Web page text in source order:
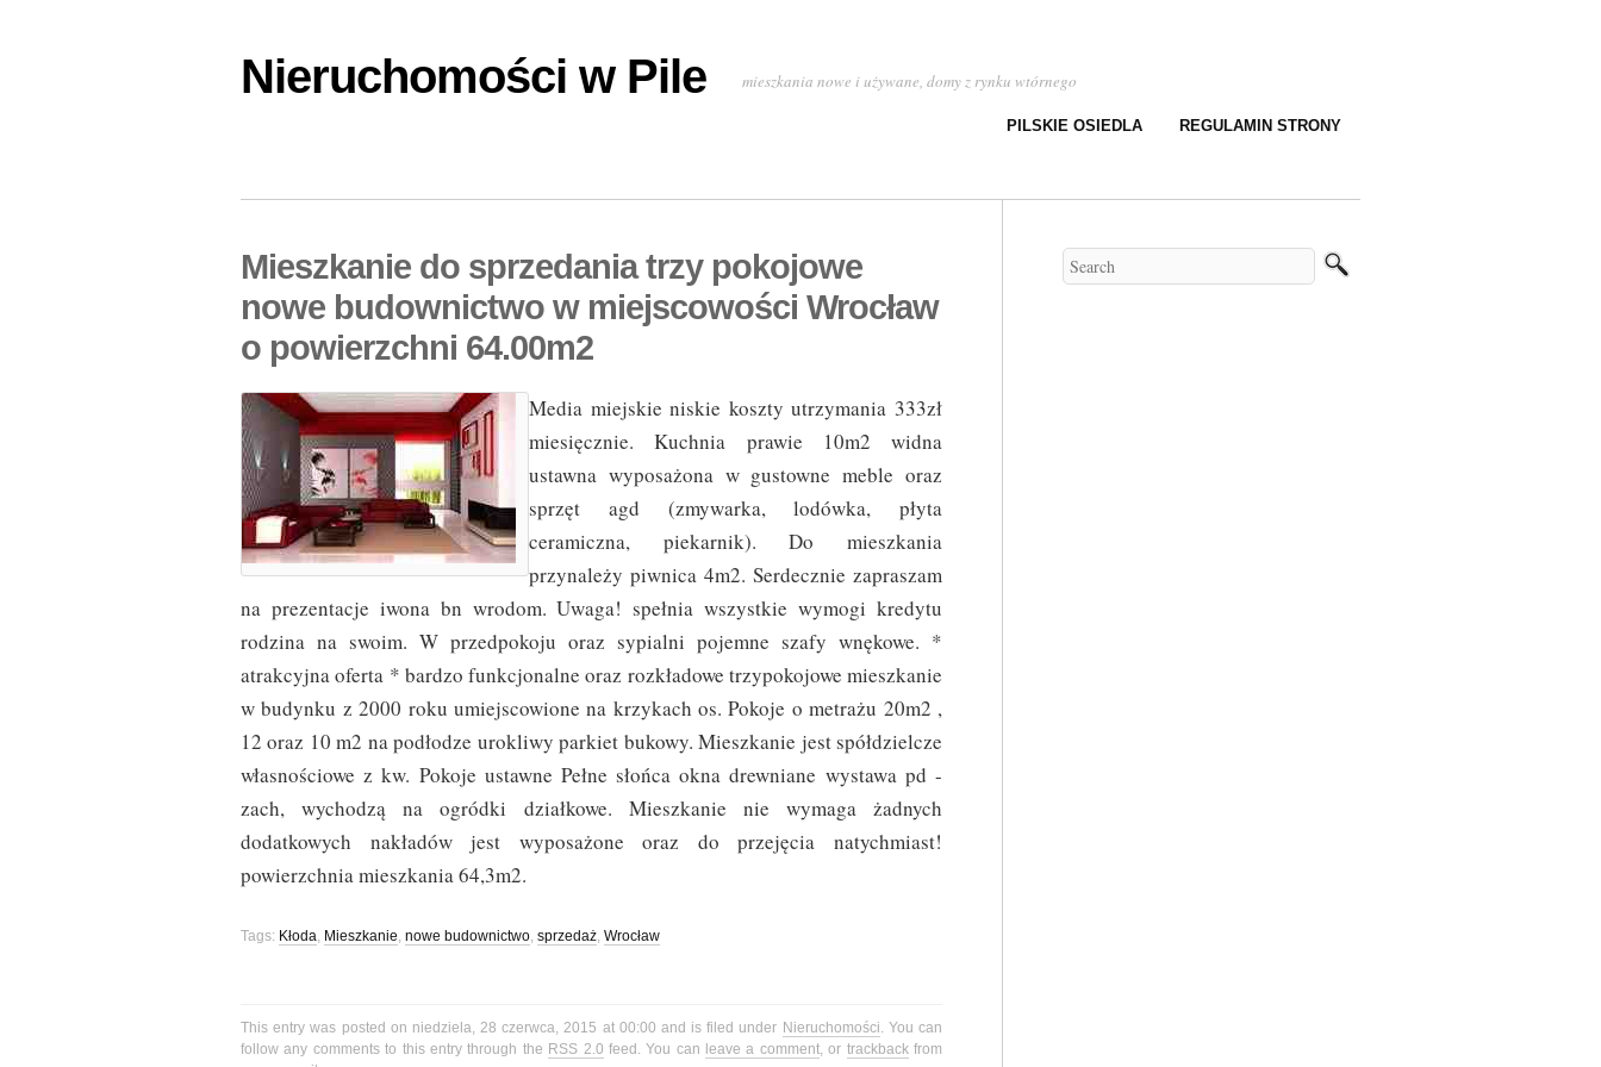
Nieruchomości w Pile mieszkania nowe i używane, domy z rynku wtórnego
PILSKIE OSIEDLA REGULAMIN STRONY
Mieszkanie do sprzedania trzy pokojowe
nowe budownictwo w miejscowości Wrocław
o powierzchni 64.00m2
Media miejskie niskie koszty utrzymania 333zł
miesięcznie. Kuchnia prawie 10m2 widna
ustawna wyposażona w gustowne meble oraz
sprzęt agd (zmywarka, lodówka, płyta
ceramiczna, piekarnik). Do mieszkania
przynależy piwnica 4m2. Serdecznie zapraszam
na prezentacje iwona bn wrodom. Uwaga! spełnia wszystkie wymogi kredytu
rodzina na swoim. W przedpokoju oraz sypialni pojemne szafy wnękowe. *
atrakcyjna oferta * bardzo funkcjonalne oraz rozkładowe trzypokojowe mieszkanie
w budynku z 2000 roku umiejscowione na krzykach os. Pokoje o metrażu 20m2 ,
12 oraz 10 m2 na podłodze urokliwy parkiet bukowy. Mieszkanie jest spółdzielcze
własnościowe z kw. Pokoje ustawne Pełne słońca okna drewniane wystawa pd -
zach, wychodzą na ogródki działkowe. Mieszkanie nie wymaga żadnych
dodatkowych nakładów jest wyposażone oraz do przejęcia natychmiast!
powierzchnia mieszkania 64,3m2.
Tags: Kłoda, Mieszkanie, nowe budownictwo, sprzedaż, Wrocław
This entry was posted on niedziela, 28 czerwca, 2015 at 00:00 and is filed under Nieruchomości. You can
follow any comments to this entry through the RSS 2.0 feed. You can leave a comment, or trackbackfrom